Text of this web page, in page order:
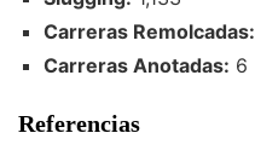
Carreras Remolcadas:
Carreras Anotadas: 6
Referencias